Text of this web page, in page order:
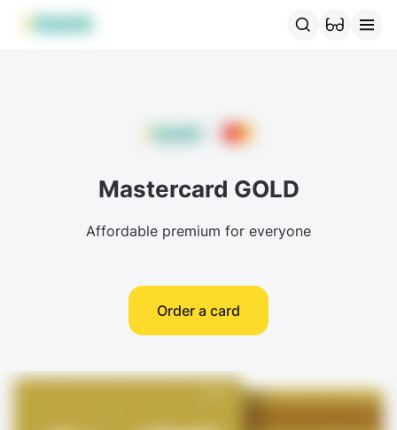
MBANK Products
Mastercard GOLD
Affordable premium for everyone
Order a card